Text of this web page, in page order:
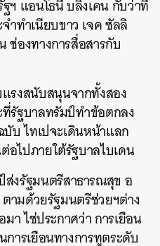
ฯ แอนโธนี บลิงเคน กับว่าที่
ทำเนียบขาว เจค ซัลลิ
องทางการสื่อสารกับ
รงสนับสนุนจากทั้งสอง
รัฐบาลทรัมป์ทำข้อตกลง
บ ไทเปจะเดินหน้าแลก
ไปภายใต้รัฐบาลไบเดน
งรัฐมนตรีสาธารณสุข อ
ามด้วยรัฐมนตรีช่วยฯต่าง
า ไช่ประกาศว่า การเยือน
ารเยือนทางการทูตระดับ